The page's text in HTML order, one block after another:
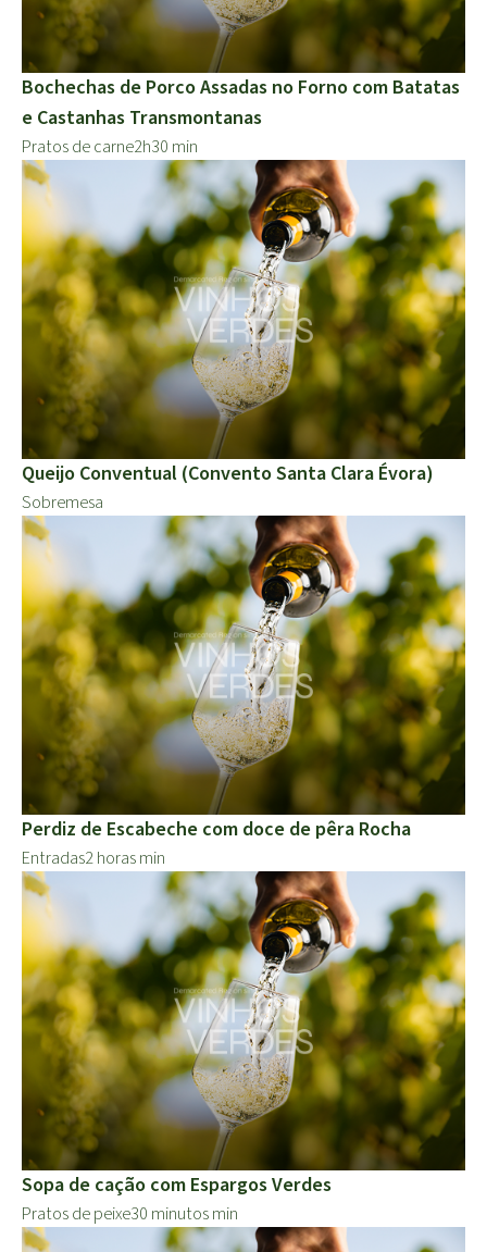
Bochechas de Porco Assadas no Forno com Batatas
e Castanhas Transmontanas
Pratos de carne2h30 min
Queijo Conventual (Convento Santa Clara Évora)
Sobremesa
Perdiz de Escabeche com doce de pêra Rocha
Entradas2 horas min
Sopa de cação com Espargos Verdes
Pratos de peixe30 minutos min